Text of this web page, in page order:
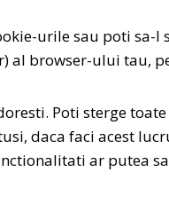
urile sau poti
al browser-ului tau,
Poti sterge
daca faci acest
ar putea